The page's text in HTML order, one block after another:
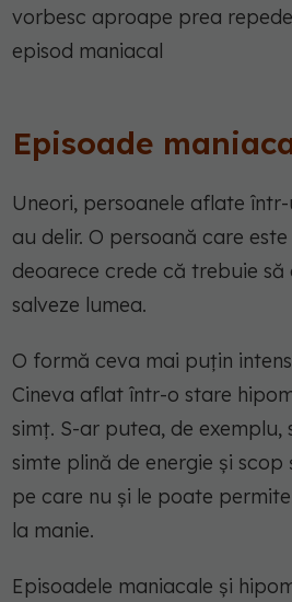
vorbesc aproape prea
episod maniacal
Episoade
Uneori, persoanele aflate
au delir. O persoană care
deoarece crede că trebuie
salveze lumea.
O formă ceva mai puțin
Cineva aflat într-o stare
simț. S-ar putea, de
simte plină de energie și
pe care nu și le poate
la manie.
Episoadele maniacale și